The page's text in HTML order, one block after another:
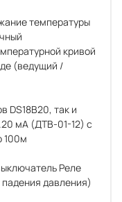
температуры
кривой
(ведущий /
DS18B20, так и
мА (ДТВ-01-12) с
100м
Реле
давления)